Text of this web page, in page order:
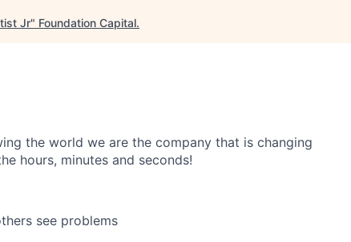
Jr" Foundation Capital.
the world we are the company that is changing
hours, minutes and seconds!
see problems